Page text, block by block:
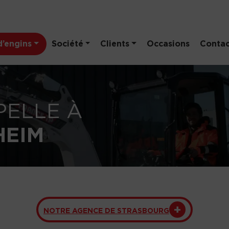
Société Clients Occasions
À
NOTRE AGENCE DE STRASBOURG